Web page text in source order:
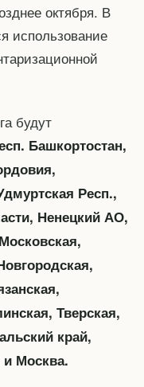
октября. В
использование
будут
Башкортостан,
Респ.,
Ненецкий АО,
Тверская,
край,
Москва.